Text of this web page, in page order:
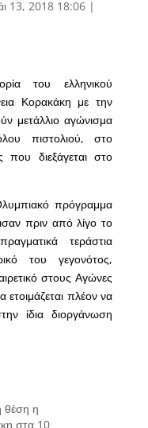
13, 2018 18:06|
του ελληνικού
Κορακάκη με την
μετάλλιο αγώνισμα
πιστολιού, στο
διεξάγεται στο
πρόγραμμα
πριν από λίγο το
τεράστια
του γεγονότος,
στους Αγώνες
πλέον να
ίδια διοργάνωση
θέση η
στα 10